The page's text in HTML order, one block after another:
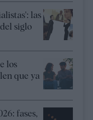
las
siglo
los
que ya
fases,